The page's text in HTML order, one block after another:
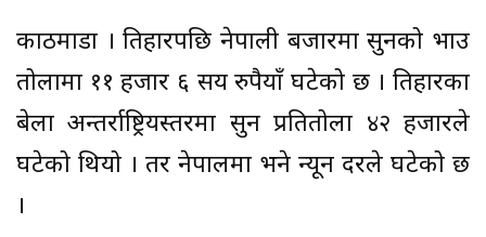
काठमाडौं । तिहारपछि नेपाली बजारमा सुनको भाउ
तोलामा ११ हजार ६ सय रुपैयाँ घटेको छ । तिहारका
बेला अन्तर्राष्ट्रियस्तरमा सुन प्रतितोला ४२ हजारले
घटेको थियो । तर नेपालमा भने न्यून दरले घटेको छ
।